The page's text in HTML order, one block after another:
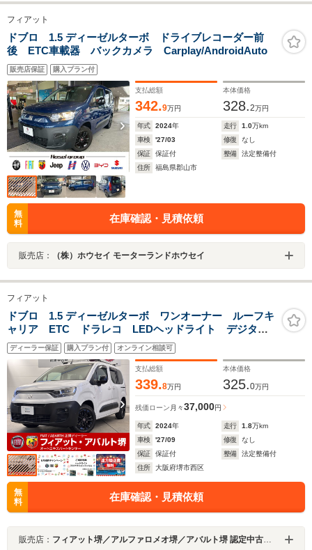
フィアット
ドブロ 1.5 ディーゼルターボ ドライブレコーダー前
後 ETC車載器 バックカメラ Carplay/AndroidAuto
販売店保証 購入プラン付
支払総額
342.9万円
本体価格
328.2万円
年式 2024年 走行 1.0万km
車検
'27/03 修復
なし
保証
保証付 整備
法定整備付
住所
福島県郡山市
無
料
在庫確認・見積依頼
販売店： （株）ホウセイ モーターランドホウセイ
フィアット
ドブロ 1.5 ディーゼルターボ ワンオーナー ルーフキ
ャリア ETC ドラレコ LEDヘッドライト デジタル
インナーミラー 5人乗り ホワイトレタータイヤ
ディーラー保証 購入プラン付 オンライン相談可
支払総額
339.8万円
本体価格
325.0万円
残価ローン 月々37,000円
年式 2024年 走行 1.8万km
車検
'27/09 修復
なし
保証
保証付 整備
法定整備付
住所
大阪府堺市西区
無
料
在庫確認・見積依頼
販売店： フィアット堺／アルファロメオ堺／アバルト堺 認定中古車オートエキスパートセンター